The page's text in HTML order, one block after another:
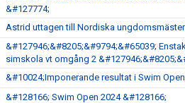
&#127774;
Astrid uttagen till Nordiska
&#127946;&#8205;&#9794;&#65039;
simskola vt omgång 2
&#10024;Imponerande resultat i Swim
&#128166; Swim Open 2024 &#128166;